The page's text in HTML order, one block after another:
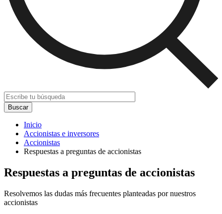
Inicio
Accionistas e inversores
Accionistas
Respuestas a preguntas de accionistas
Respuestas a preguntas de accionistas
Resolvemos las dudas más frecuentes planteadas por nuestros
accionistas